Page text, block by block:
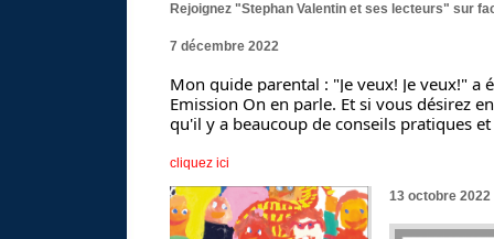
Rejoignez "Stephan Valentin et ses lecteurs" sur
7 décembre 2022
Mon guide parental : "Je veux! Je veux!" a
Emission On en parle. Et si vous désirez
qu'il y a beaucoup de conseils pratiques
cliquez ici
13 octobre 2022